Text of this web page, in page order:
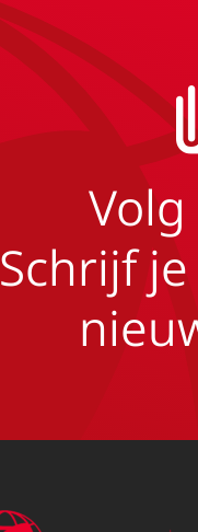
Volg
Schrijf